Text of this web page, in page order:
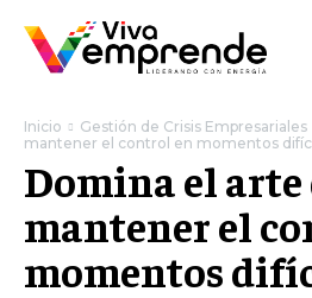
Inicio Gestión de Crisis Empresariales
mantener el control en momentos
Domina el arte
mantener el
momentos